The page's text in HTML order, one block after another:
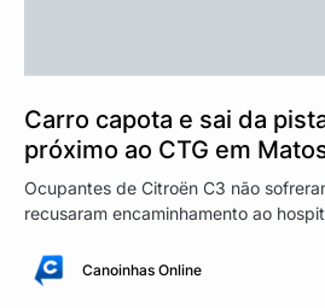
Carro capota e sai da
próximo ao CTG em
Ocupantes de Citroën C3 não
recusaram encaminhamento ao
Canoinhas Online